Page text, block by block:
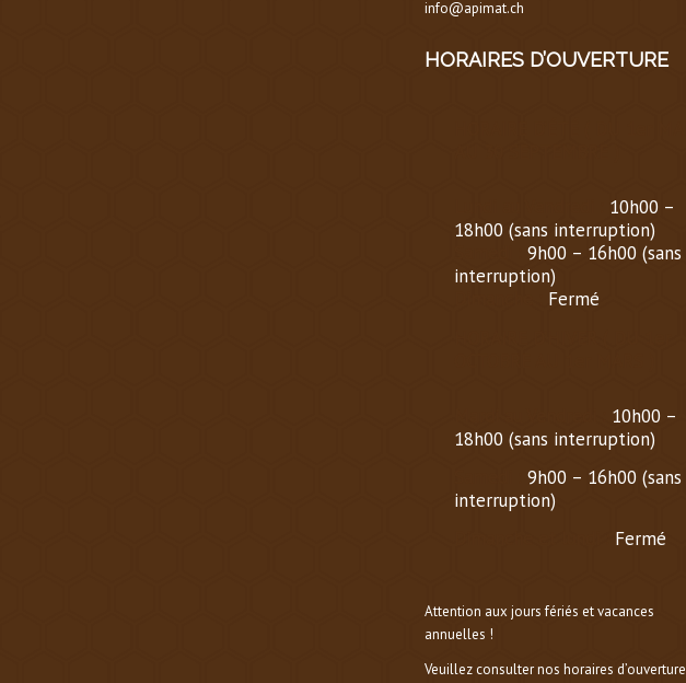
info@apimat.ch
HORAIRES D’OUVERTURE
10h00 –
18h00 (sans interruption)
9h00 – 16h00 (sans
interruption)
Fermé
10h00 –
18h00 (sans interruption)
9h00 – 16h00 (sans
interruption)
Fermé
Attention aux jours fériés et vacances
annuelles !
Veuillez consulter nos horaires d’ouverture